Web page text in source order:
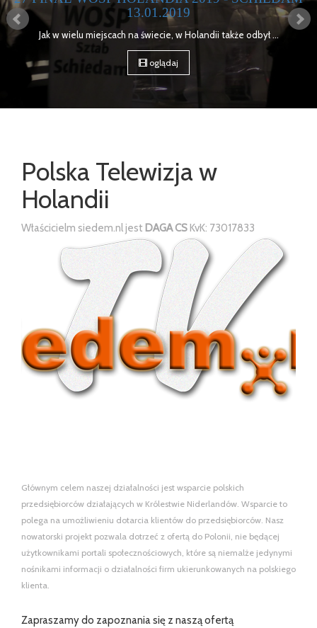
15 kwietnia 2018 roku w Brukseli Odbyła się kolejna edycja ...
oglądaj
Polska Telewizja w
Holandii
Właścicielm siedem.nl jest DAGA CSKvK: 73017833
Głównym celem naszej działalności jest wsparcie polskich
przedsiębiorców działających w Królestwie Niderlandów. Wsparcie to
polega na umożliwieniu dotarcia klientów do przedsiębiorców. Nasz
nowatorski projekt pozwala dotrzeć z ofertą do Polonii, nie będącej
użytkownikami portali społecznościowych, które są niemalże jedynymi
nośnikami informacji o działalności firm ukierunkowanych na polskiego
klienta.
Zapraszamy do zapoznania się z naszą ofertą